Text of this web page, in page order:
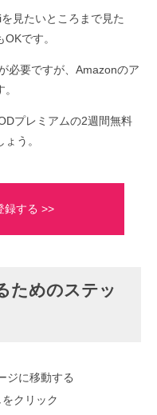
見たいところまで見た
です。
必要ですが、Amazonのア
プレミアムの2週間無料
う。
録する >>
ためのステッ
ジに移動する
クリック